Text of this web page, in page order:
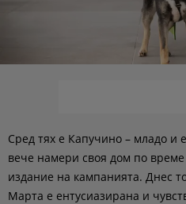
Сред тях е Капучино – младо и
вече намери своя дом по
издание на кампанията. Днес
Марта е ентусиазирана и